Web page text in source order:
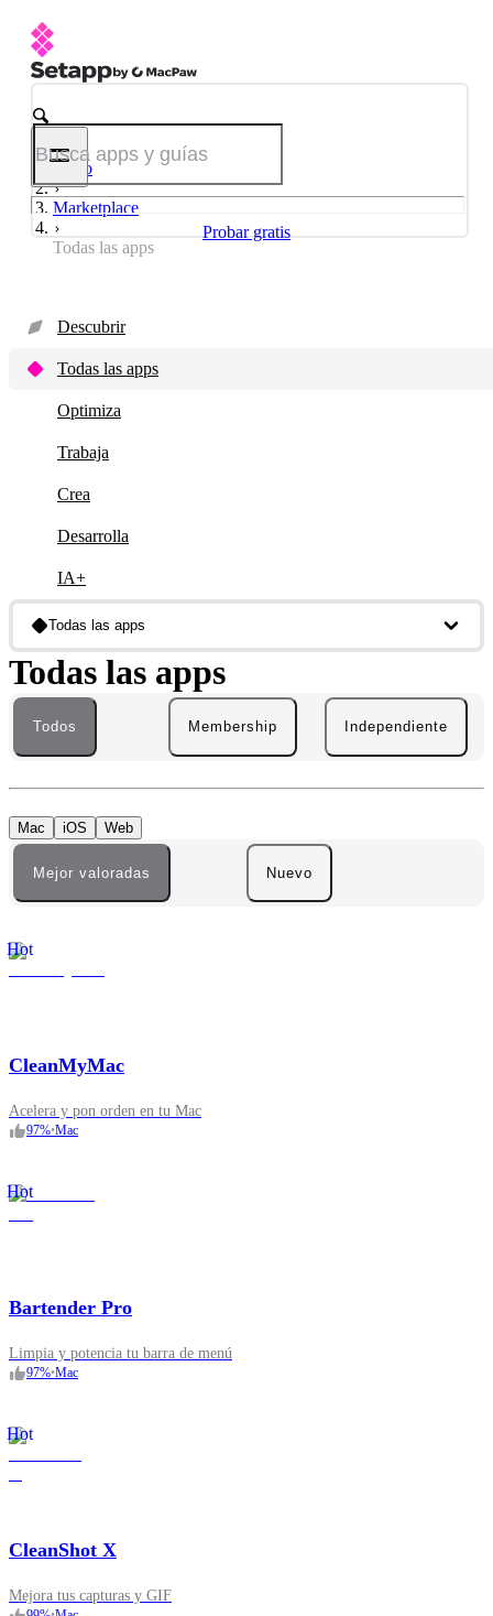
Probar gratis
Inicio
Marketplace
Todas las apps
Descubrir
Todas las apps
Optimiza
Trabaja
Crea
Desarrolla
IA+
Todas las apps
Todas las apps
Todos Membership Independiente
Mac iOS Web
Mejor valoradas Nuevo
Hot
CleanMyMac
Acelera y pon orden en tu Mac
97%•Mac
Hot
Bartender Pro
Limpia y potencia tu barra de menú
97%•Mac
Hot
CleanShot X
Mejora tus capturas y GIF